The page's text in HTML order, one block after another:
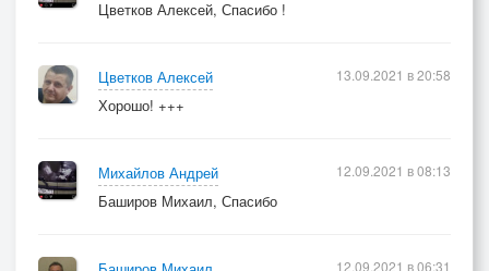
Цветков Алексей, Спасибо !
Цветков Алексей
Хорошо! +++
13.09.2021 в 20:58
Михайлов Андрей
Баширов Михаил, Спасибо
12.09.2021 в 08:13
12.09.2021 в 06:31